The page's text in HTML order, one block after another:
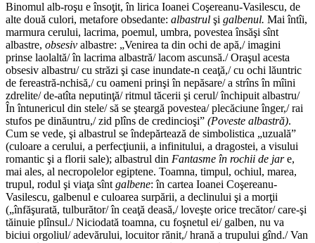
Binomul alb-roşu e însoţit, în lirica Ioanei Coşereanu-Vasilescu, de
alte două culori, metafore obsedante: albastrul şi galbenul. Mai întîi,
marmura cerului, lacrima, poemul, umbra, povestea însăşi sînt
albastre, obsesiv albastre: „Venirea ta din ochi de apă,/ imagini
prinse laolaltă/ în lacrima albastră/ lacom ascunsă./ Oraşul acesta
obsesiv albastru/ cu străzi şi case inundate-n ceaţă,/ cu ochi lăuntric
de fereastră-nchisă,/ cu oameni prinşi în nepăsare/ a strîns în mîini
zdrelite/ de-atîta neputinţă/ ritmul tăcerii şi cerul/ închipuit albastru/
În întunericul din stele/ să se şteargă povestea/ plecăciune înger,/ rai
stufos pe dinăuntru,/ zid plîns de credincioşi” (Poveste albastră).
Cum se vede, şi albastrul se îndepărtează de simbolistica „uzuală”
(culoare a cerului, a perfecţiunii, a infinitului, a dragostei, a visului
romantic şi a florii sale); albastrul din Fantasme în rochii de jare,
mai ales, al necropolelor egiptene. Toamna, timpul, ochiul, marea,
trupul, rodul şi viaţa sîntgalbene: în cartea Ioanei Coşereanu-
Vasilescu, galbenul e culoarea surpării, a declinului şi a morţii
(„înfăşurată, tulburător/ în ceaţă deasă,/ loveşte orice trecător/ care-şi
tăinuie plînsul./ Niciodată toamna, cu foşnetul ei/ galben, nu va
biciui orgoliul/ adevărului, locuitor rănit,/ hrană a trupului gînd./ Van